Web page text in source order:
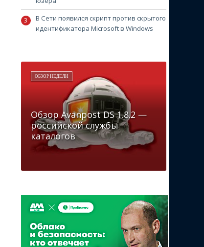
В Сети появился скрипт против скрытого
идентификатора Microsoft в Windows
ОБЗОР НЕДЕЛИ
Обзор Avanpost DS 1.8.2 —
российской службы
каталогов